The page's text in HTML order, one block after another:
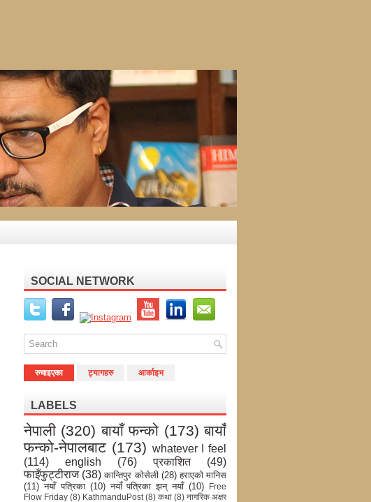
SOCIAL NETWORK
रुचाइएका ट्यागहरु आर्काइभ
LABELS
नेपाली (320) बायाँ फन्को (173) बायाँ
फन्को-नेपालबाट (173) whatever I feel
(114)
english (76) प्रकाशित
(49)
फाइँफुट्टीराज (38) कान्तिपुर कोसेली (28) हराएको मानिस
(11) नयाँ पत्रिका (10) नयाँ पत्रिका झन् नयाँ (10)
Free
Flow Friday (8) KathmanduPost (8) कथा (8) नागरिक अक्षर